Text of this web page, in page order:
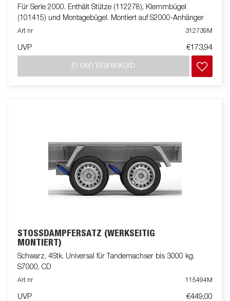
Für Serie 2000. Enthält Stütze (112278), Klemmbügel
(101415) und Montagebügel. Montiert auf S2000-Anhänger
Art nr 312739M
UVP €173,94
In den Warenkorb
STOSSDÄMPFERSATZ (WERKSEITIG M
ONTIERT)
Schwarz, 4Stk. Universal für Tandemachser bis 3000 kg.
S7000, CD
Art nr 115494M
UVP €449,00